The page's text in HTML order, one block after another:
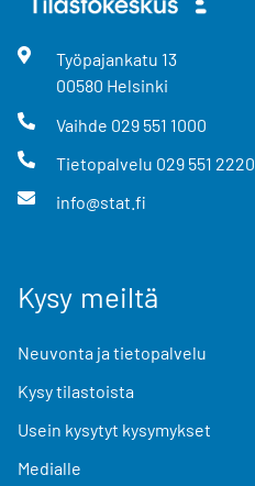
Työpajankatu 13
00580 Helsinki
Vaihde 029 551 1000
Tietopalvelu 029 551 2220
info@stat.fi
Kysy meiltä
Neuvonta ja tietopalvelu
Kysy tilastoista
Usein kysytyt kysymykset
Medialle